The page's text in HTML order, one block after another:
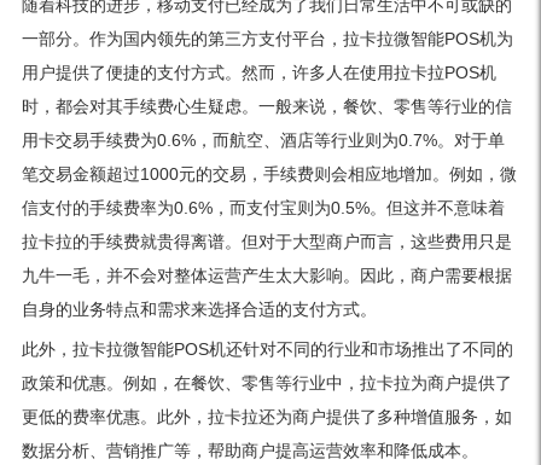
随着科技的进步，移动支付已经成为了我们日常生活中不可或缺的
一部分。作为国内领先的第三方支付平台，拉卡拉微智能POS机为
用户提供了便捷的支付方式。然而，许多人在使用拉卡拉POS机
时，都会对其手续费心生疑虑。一般来说，餐饮、零售等行业的信
用卡交易手续费为0.6%，而航空、酒店等行业则为0.7%。对于单
笔交易金额超过1000元的交易，手续费则会相应地增加。例如，微
信支付的手续费率为0.6%，而支付宝则为0.5%。但这并不意味着
拉卡拉的手续费就贵得离谱。但对于大型商户而言，这些费用只是
九牛一毛，并不会对整体运营产生太大影响。因此，商户需要根据
自身的业务特点和需求来选择合适的支付方式。
此外，拉卡拉微智能POS机还针对不同的行业和市场推出了不同的
政策和优惠。例如，在餐饮、零售等行业中，拉卡拉为商户提供了
更低的费率优惠。此外，拉卡拉还为商户提供了多种增值服务，如
数据分析、营销推广等，帮助商户提高运营效率和降低成本。